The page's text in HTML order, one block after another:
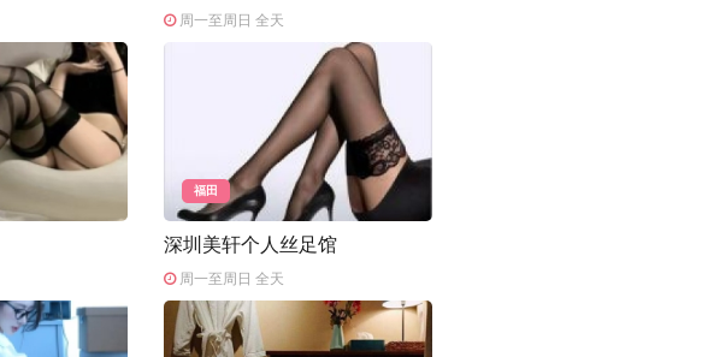
周一至周日 全天
福田
深圳美轩个人丝足馆
周一至周日 全天